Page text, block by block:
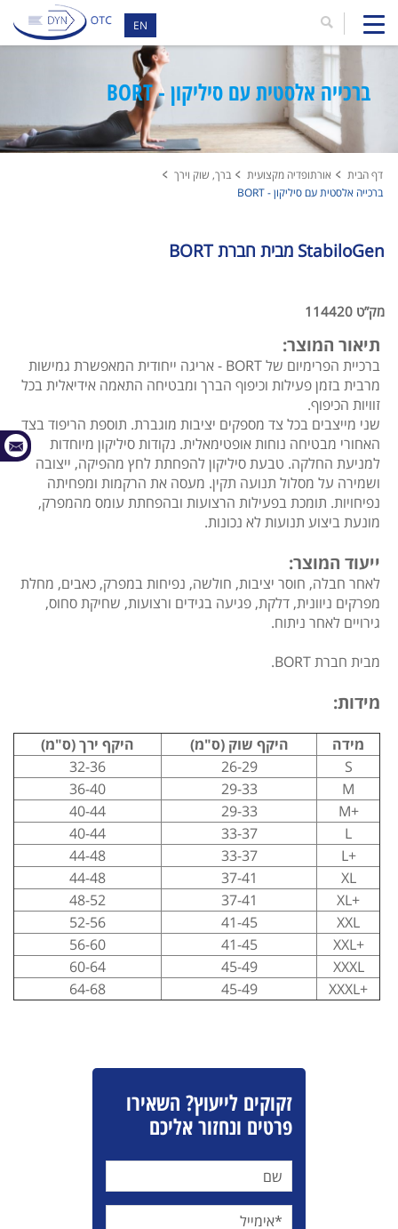
EN
ברכייה אלסטית עם סיליקון - BORT
דף הבית אורתופדיה מקצועית
ברך, שוק וירך
ברכייה אלסטית עם סיליקון - BORT
StabiloGen מבית חברת BORT
מק”ט 114420
תיאור המוצר:
ברכיית הפרימיום של BORT - אריגה ייחודית המאפשרת גמישות
מרבית בזמן פעילות וכיפוף הברך ומבטיחה התאמה אידיאלית בכל
זוויות הכיפוף.
שני מייצבים בכל צד מספקים יציבות מוגברת. תוספת הריפוד בצד
האחורי מבטיחה נוחות אופטימאלית. נקודות סיליקון מיוחדות
למניעת החלקה. טבעת סיליקון להפחתת לחץ מהפיקה, ייצובה
ושמירה על מסלול תנועה תקין. מעסה את הרקמות ומפחיתה
נפיחויות. תומכת בפעילות הרצועות ובהפחתת עומס מהמפרק,
מונעת ביצוע תנועות לא נכונות.
ייעוד המוצר:
לאחר חבלה, חוסר יציבות, חולשה, נפיחות במפרק, כאבים, מחלת
מפרקים ניוונית, דלקת, פגיעה בגידים ורצועות, שחיקת סחוס,
גירויים לאחר ניתוח.
מבית חברת BORT.
מידות:
מידה היקף שוק (ס"מ)
היקף ירך (ס"מ)
S
26-29
32-36
M
29-33
36-40
+M
29-33
40-44
L
33-37
40-44
+L
33-37
44-48
XL
37-41
44-48
+XL
37-41
48-52
XXL
41-45
52-56
+XXL
41-45
56-60
XXXL
45-49
60-64
+XXXL
45-49
64-68
זקוקים לייעוץ? השאירו
פרטים ונחזור אליכם